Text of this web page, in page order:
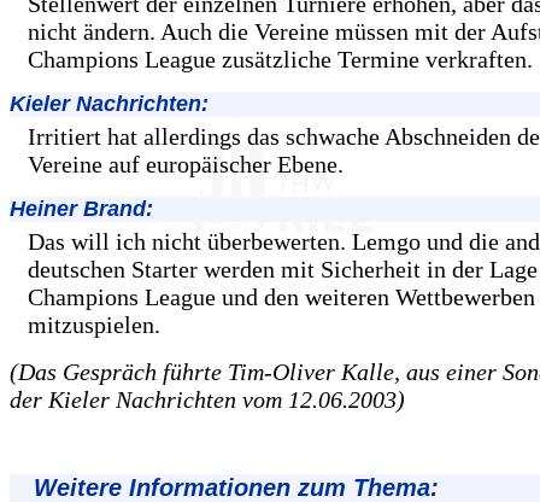
nicht ändern. Auch die Vereine müssen mit der
Champions League zusätzliche Termine verkraften.
Kieler Nachrichten:
Irritiert hat allerdings das schwache Abschneiden
Vereine auf europäischer Ebene.
Heiner Brand:
Das will ich nicht überbewerten. Lemgo und die
deutschen Starter werden mit Sicherheit in der
Champions League und den weiteren
mitzuspielen.
(Das Gespräch führte Tim-Oliver Kalle, aus einer
der Kieler Nachrichten vom 12.06.2003)
Weitere Informationen zum Thema: